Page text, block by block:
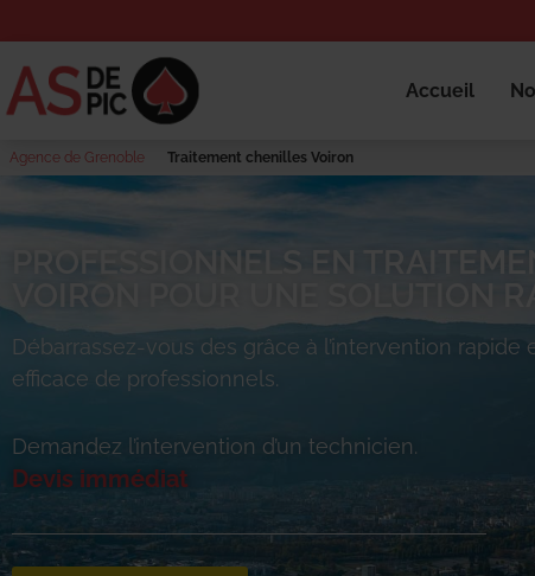
Accueil
Agence de Grenoble Traitement chenilles Voiron
PROFESSIONNELS EN
VOIRON POUR UNE SOLUTION
Débarrassez-vous des grâce à l’intervention rapide
efficace de professionnels.
Demandez l’intervention d’un technicien.
Devis immédiat